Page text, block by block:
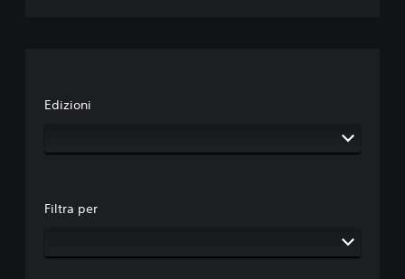
Edizioni
Filtra per